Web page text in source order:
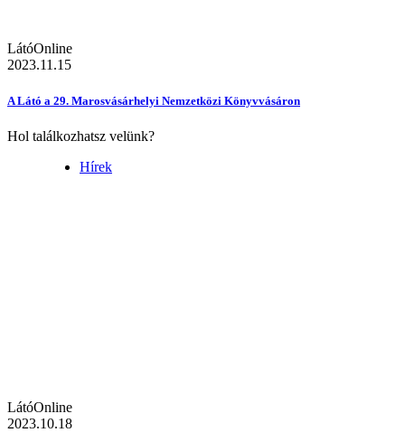
LátóOnline
2023.11.15
A Látó a 29. Marosvásárhelyi Nemzetközi Könyvvásáron
Hol találkozhatsz velünk?
Hírek
LátóOnline
2023.10.18